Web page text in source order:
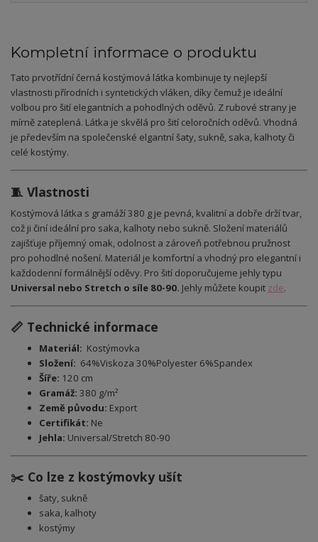
Kompletní informace o produktu
Tato prvotřídní černá kostýmová látka kombinuje ty nejlepší
vlastnosti přírodních i syntetických vláken, díky čemuž je ideální
volbou pro šití elegantních a pohodlných oděvů. Z rubové strany je
mírně zateplená. Látka je skvělá pro šití celoročních oděvů. Vhodná
je především na společenské elgantní šaty, sukně, saka, kalhoty či
celé kostýmy.
🧵 Vlastnosti
Kostýmová látka s gramáží 380 g je pevná, kvalitní a dobře drží tvar,
což ji činí ideální pro saka, kalhoty nebo sukně. Složení materiálů
zajišťuje příjemný omak, odolnost a zároveň potřebnou pružnost
pro pohodlné nošení. Materiál je komfortní a vhodný pro elegantní i
každodenní formálnější oděvy. Pro šití doporučujeme jehly typu
Universal nebo Stretch o síle 80-90. Jehly můžete koupit zde.
📏 Technické informace
Materiál: Kostýmovka
Složení: 64%Viskoza 30%Polyester 6%Spandex
Šíře: 120 cm
Gramáž: 380 g/m²
Země původu: Export
Certifikát: Ne
Jehla: Universal/Stretch 80-90
✂️ Co lze z kostýmovky ušít
šaty, sukně
saka, kalhoty
kostýmy